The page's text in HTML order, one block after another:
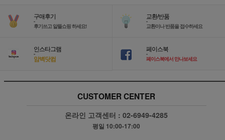
구매후기
-
후기쓰고 알뜰쇼핑 하세요!
교환/반품
-
교환이나 반품을 접수하세요
인스타그램
-
암벽닷컴
페이스북
-
페이스북에서 만나보세요
CUSTOMER CENTER
온라인 고객센터 :02-6949-4285
평일 10:00-17:00